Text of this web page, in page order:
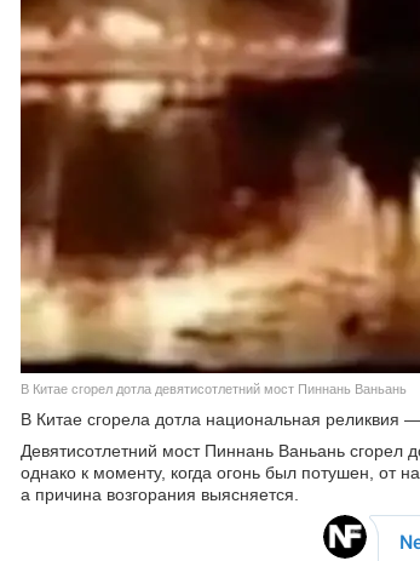
В Китае сгорел дотла девятисотлетний мост Пиннань Ваньань
В Китае сгорела дотла национальная реликвия
Девятисотлетний мост Пиннань Ваньань сгорел
однако к моменту, когда огонь был потушен, от
а причина возгорания выясняется.